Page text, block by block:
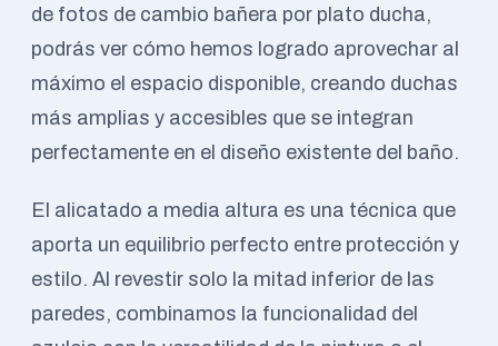
de fotos de cambio bañera por plato ducha,
podrás ver cómo hemos logrado aprovechar al
máximo el espacio disponible, creando duchas
más amplias y accesibles que se integran
perfectamente en el diseño existente del baño.
El alicatado a media altura es una técnica que
aporta un equilibrio perfecto entre protección y
estilo. Al revestir solo la mitad inferior de las
paredes, combinamos la funcionalidad del